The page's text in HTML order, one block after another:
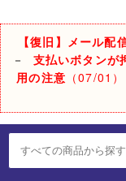
【復旧】メール配
－ 支払いボタンが
用の注意 （07/01）